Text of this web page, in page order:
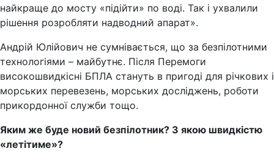
найкраще до мосту «підійти» по воді. Так і ухвалили
рішення розробляти надводний апарат».
Андрій Юлійович не сумнівається, що за безпілотними
технологіями – майбутнє. Після Перемоги
високошвидкісні БПЛА стануть в пригоді для річкових і
морських перевезень, морських досліджень, роботи
прикордонної служби тощо.
Яким же буде новий безпілотник? З якою швидкістю
«летітиме»?